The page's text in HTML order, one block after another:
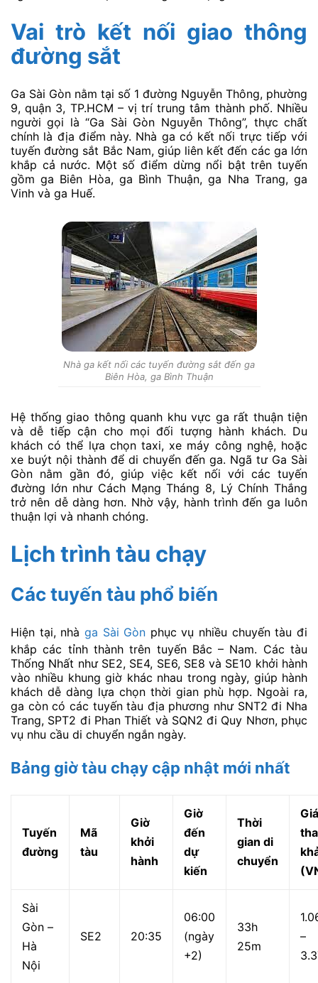
Vai trò kết nối giao thông
đường sắt
Ga Sài Gòn nằm tại số 1 đường Nguyễn Thông, phường
9, quận 3, TP.HCM – vị trí trung tâm thành phố. Nhiều
người gọi là “Ga Sài Gòn Nguyễn Thông”, thực chất
chính là địa điểm này. Nhà ga có kết nối trực tiếp với
tuyến đường sắt Bắc Nam, giúp liên kết đến các ga lớn
khắp cả nước. Một số điểm dừng nổi bật trên tuyến
gồm ga Biên Hòa, ga Bình Thuận, ga Nha Trang, ga
Vinh và ga Huế.
Nhà ga kết nối các tuyến đường sắt đến ga
Biên Hòa, ga Bình Thuận
Hệ thống giao thông quanh khu vực ga rất thuận tiện
và dễ tiếp cận cho mọi đối tượng hành khách. Du
khách có thể lựa chọn taxi, xe máy công nghệ, hoặc
xe buýt nội thành để di chuyển đến ga. Ngã tư Ga Sài
Gòn nằm gần đó, giúp việc kết nối với các tuyến
đường lớn như Cách Mạng Tháng 8, Lý Chính Thắng
trở nên dễ dàng hơn. Nhờ vậy, hành trình đến ga luôn
thuận lợi và nhanh chóng.
Lịch trình tàu chạy
Các tuyến tàu phổ biến
Hiện tại, nhà ga Sài Gòn phục vụ nhiều chuyến tàu đi
khắp các tỉnh thành trên tuyến Bắc – Nam. Các tàu
Thống Nhất như SE2, SE4, SE6, SE8 và SE10 khởi hành
vào nhiều khung giờ khác nhau trong ngày, giúp hành
khách dễ dàng lựa chọn thời gian phù hợp. Ngoài ra,
ga còn có các tuyến tàu địa phương như SNT2 đi Nha
Trang, SPT2 đi Phan Thiết và SQN2 đi Quy Nhơn, phục
vụ nhu cầu di chuyển ngắn ngày.
Bảng giờ tàu chạy cập nhật mới nhất
Tuyến
đường
Mã
tàu
Giờ
khởi
hành
Giờ
đến
dự
kiến
Thời
gian di
chuyển
Sài
Gòn –
Hà
Nội
SE2 20:35
06:00
(ngày
+2)
33h
25m
–